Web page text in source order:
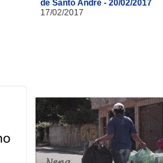
de Santo André - 20/02/2017
17/02/2017